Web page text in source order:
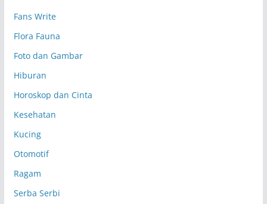
Fans Write
Flora Fauna
Foto dan Gambar
Hiburan
Horoskop dan Cinta
Kesehatan
Kucing
Otomotif
Ragam
Serba Serbi